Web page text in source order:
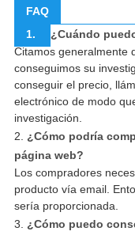
FAQ
1.
¿Cuándo
Citamos generalmente
conseguimos su
conseguir el precio,
electrónico de modo
investigación.
2. ¿Cómo podría
página web?
Los compradores
producto vía email.
sería proporcionada.
3. ¿Cómo puedo